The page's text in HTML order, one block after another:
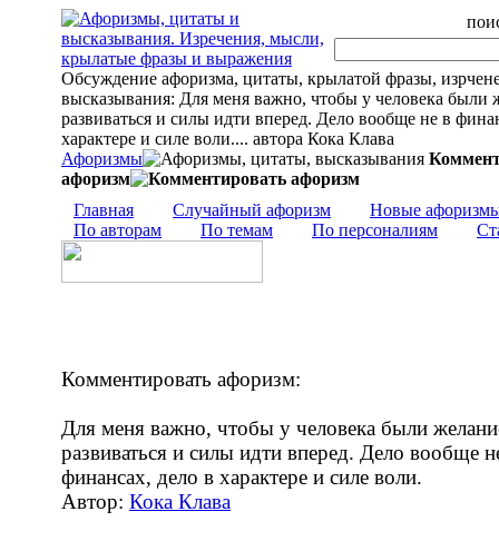
Обсуждение афоризма, цитаты, крылатой фразы,
высказывания: Для меня важно, чтобы у человека были
развиваться и силы идти вперед. Дело вообще не в
характере и силе воли.... автора Кока Клава
Афоризмы
афоризм
Главная
Случайный афоризм
Новые
По авторам
По темам По персоналиям
Комментировать афоризм:
Для меня важно, чтобы у человека были
развиваться и силы идти вперед. Дело вообще
финансах, дело в характере и силе воли.
Автор: Кока Клава